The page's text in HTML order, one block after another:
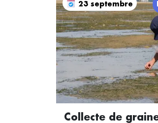
23 septembre
Collecte de